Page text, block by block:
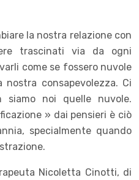
la nostra relazione con
trascinati via da ogni
come se fossero nuvole
consapevolezza. Ci
siamo noi quelle nuvole.
» dai pensieri è ciò
specialmente quando
Nicoletta Cinotti, di